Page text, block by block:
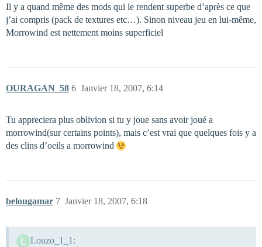
Il y a quand même des mods qui le rendent superbe d’après ce que
j’ai compris (pack de textures etc…). Sinon niveau jeu en lui-même,
Morrowind est nettement moins superficiel
OURAGAN_58 Janvier 18, 2007, 6:14
6
Tu appreciera plus oblivion si tu y joue sans avoir joué a
morrowind(sur certains points), mais c’est vrai que quelques fois y a
des clins d’oeils a morrowind
belougamar Janvier 18, 2007, 6:18
7
Louzo_1_1: